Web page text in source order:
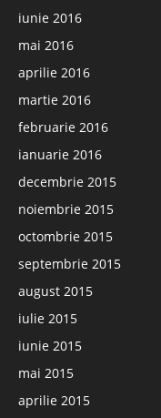
iunie 2016
mai 2016
aprilie 2016
martie 2016
februarie 2016
ianuarie 2016
decembrie 2015
noiembrie 2015
octombrie 2015
septembrie 2015
august 2015
iulie 2015
iunie 2015
mai 2015
aprilie 2015